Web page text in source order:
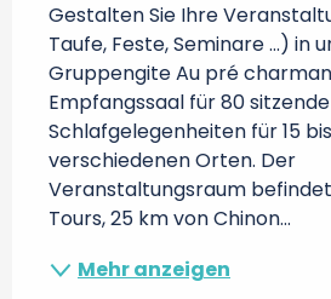
Gestalten Sie Ihre
Taufe, Feste, Seminare ...) in
Gruppengite Au pré
Empfangssaal für 80
Schlafgelegenheiten für 15
verschiedenen Orten. Der
Veranstaltungsraum
Tours, 25 km von Chinon...
Mehr anzeigen